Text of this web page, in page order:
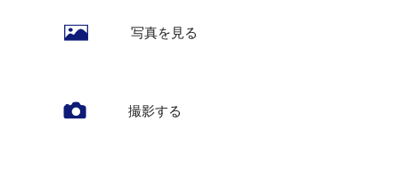
写真を見る
撮影する